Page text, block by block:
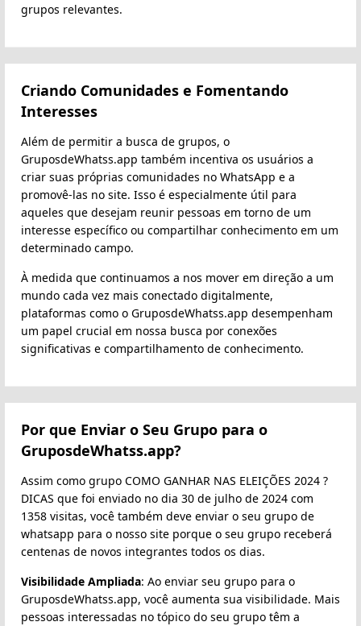
grupos relevantes.
Criando Comunidades e Fomentando
Interesses
Além de permitir a busca de grupos, o
GruposdeWhatss.app também incentiva os usuários a
criar suas próprias comunidades no WhatsApp e a
promovê-las no site. Isso é especialmente útil para
aqueles que desejam reunir pessoas em torno de um
interesse específico ou compartilhar conhecimento em um
determinado campo.
À medida que continuamos a nos mover em direção a um
mundo cada vez mais conectado digitalmente,
plataformas como o GruposdeWhatss.app desempenham
um papel crucial em nossa busca por conexões
significativas e compartilhamento de conhecimento.
Por que Enviar o Seu Grupo para o
GruposdeWhatss.app?
Assim como grupo COMO GANHAR NAS ELEIÇÕES 2024 ?
DICAS que foi enviado no dia 30 de julho de 2024 com
1358 visitas, você também deve enviar o seu grupo de
whatsapp para o nosso site porque o seu grupo receberá
centenas de novos integrantes todos os dias.
Visibilidade Ampliada: Ao enviar seu grupo para o
GruposdeWhatss.app, você aumenta sua visibilidade. Mais
pessoas interessadas no tópico do seu grupo têm a